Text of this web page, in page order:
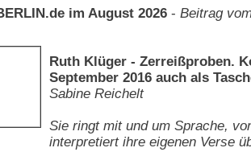
im August 2026 - Beitrag
Ruth Klüger - Zerreißproben.
September 2016 auch als
Sabine Reichelt
Sie ringt mit und um Sprache,
interpretiert ihre eigenen Verse